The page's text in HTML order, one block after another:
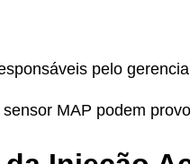
pelo
MAP podem